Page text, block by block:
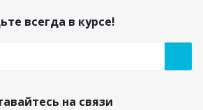
всегда в курсе!
на связи